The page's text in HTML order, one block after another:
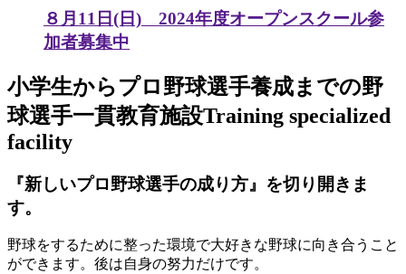
８月11日(日) 2024年度オープンスクール参
加者募集中
小学生からプロ野球選手養成までの野
球選手一貫教育施設Training specialized
facility
『新しいプロ野球選手の成り方』を切り開きま
す。
野球をするために整った環境で大好きな野球に向き合うこと
ができます。後は自身の努力だけです。